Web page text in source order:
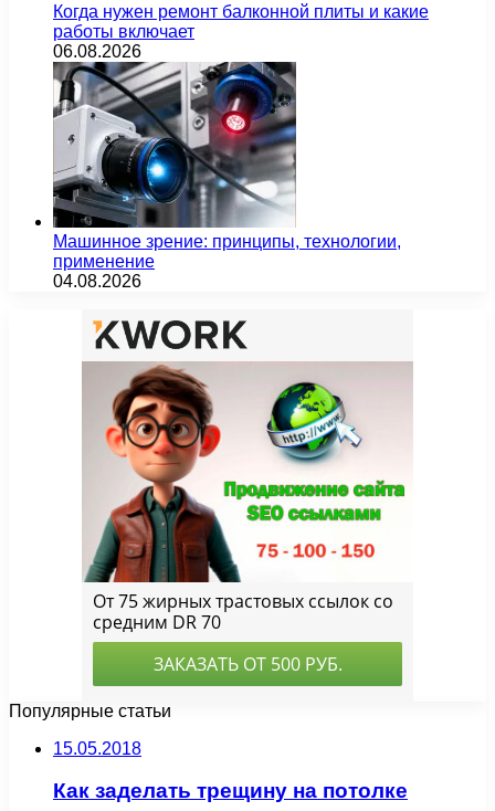
Когда нужен ремонт балконной плиты и какие
работы включает
06.08.2026
Машинное зрение: принципы, технологии,
применение
04.08.2026
Популярные статьи
15.05.2018
Как заделать трещину на потолке